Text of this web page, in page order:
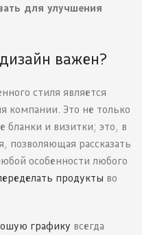
для улучшения
важен?
стиля является
компании. Это не только
бланки и визитки; это, в
позволяющая рассказать
особенности любого
продукты во
графику всегда